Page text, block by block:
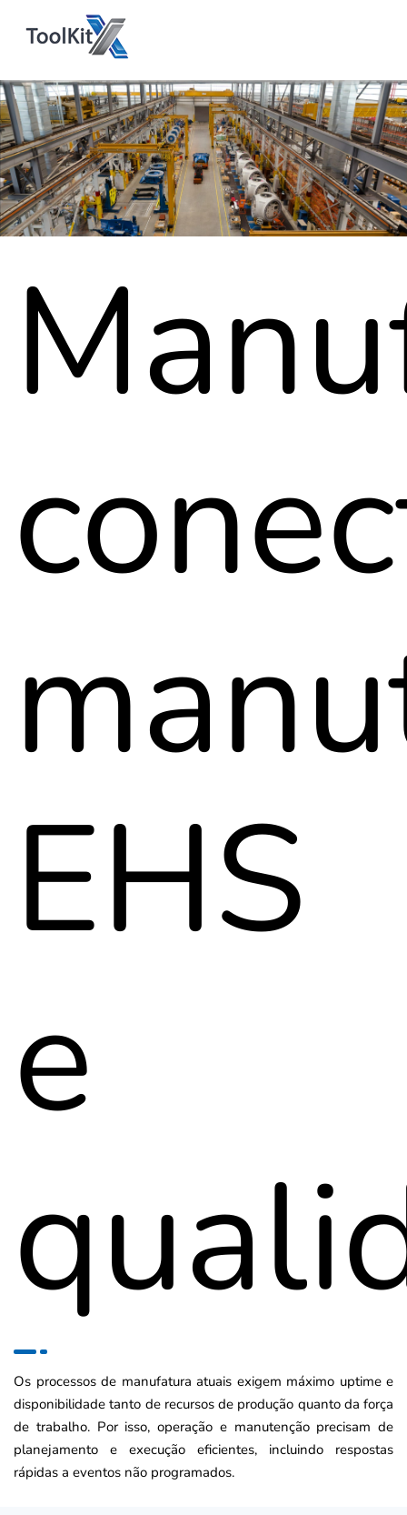
EHS
e
Os processos de manufatura atuais exigem máximo uptime e
disponibilidade tanto de recursos de produção quanto da força
de trabalho. Por isso, operação e manutenção precisam de
planejamento e execução eficientes, incluindo respostas
rápidas a eventos não programados.